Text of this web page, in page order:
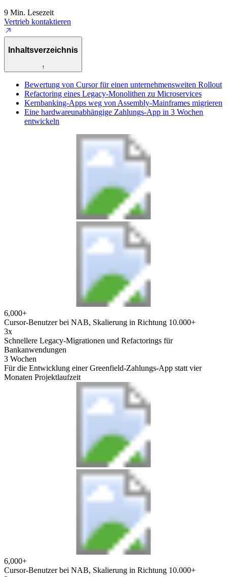
9 Min. Lesezeit
Vertrieb kontaktieren
Inhaltsverzeichnis
↑
Bewertung von Cursor für einen unternehmensweiten Rollout
Refactoring eines Legacy-Monolithen zu Microservices
Kernbanking-Apps weg von Assembly-Mainframes migrieren
Eine hardwareunabhängige Zahlungs-App in 3 Wochen
entwickeln
6,000+
Cursor-Benutzer bei NAB, Skalierung in Richtung 10.000+
3x
Schnellere Legacy-Migrationen und Refactorings für
Bankanwendungen
3 Wochen
Für die Entwicklung einer Greenfield-Zahlungs-App statt vier
Monaten Projektlaufzeit
6,000+
Cursor-Benutzer bei NAB, Skalierung in Richtung 10.000+